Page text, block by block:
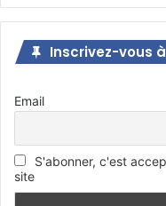
Inscrivez-vous
Email
S'abonner, c'est
site